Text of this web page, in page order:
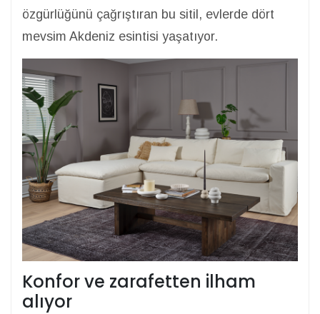
özgürlüğünü çağrıştıran bu sitil, evlerde dört
mevsim Akdeniz esintisi yaşatıyor.
Konfor ve zarafetten ilham
alıyor